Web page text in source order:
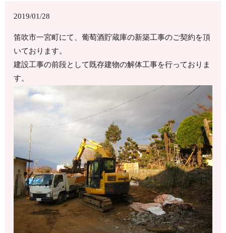
2019/01/28
笛吹市一宮町にて、葡萄酒貯蔵庫の新築工事のご契約を頂
いております。
建設工事の前段として既存建物の解体工事を行っておりま
す。